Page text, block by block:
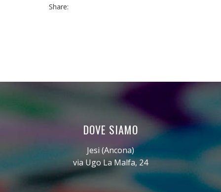
Share:
DOVE SIAMO
Jesi (Ancona)
via Ugo La Malfa, 24